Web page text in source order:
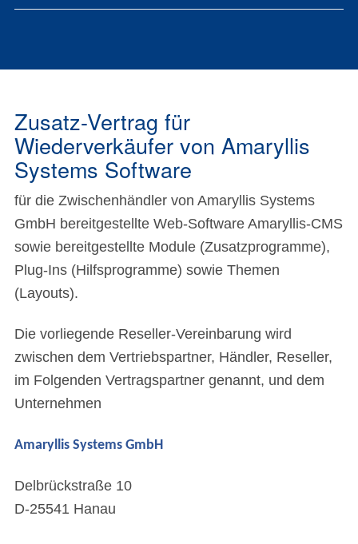
Zusatz-Vertrag für
Wiederverkäufer von Amaryllis
Systems Software
für die Zwischenhändler von Amaryllis Systems
GmbH bereitgestellte Web-Software Amaryllis-CMS
sowie bereitgestellte Module (Zusatzprogramme),
Plug-Ins (Hilfsprogramme) sowie Themen
(Layouts).
Die vorliegende Reseller-Vereinbarung wird
zwischen dem Vertriebspartner, Händler, Reseller,
im Folgenden Vertragspartner genannt, und dem
Unternehmen
Amaryllis Systems GmbH
Delbrückstraße 10
D-25541 Hanau